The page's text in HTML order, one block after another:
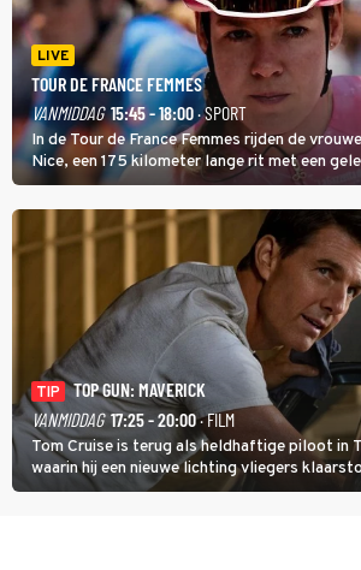
LIVE
TOUR DE FRANCE FEMMES
VANMIDDAG 15:45 - 18:00· SPORT
In de Tour de France Femmes rijden de
Nice, een 175 kilometer lange rit met een
midden. Dat is mogelijk niet de zwaarste
temperatuur. Het kan in Nice namelijk
TIP
TOP GUN: MAVERICK
VANMIDDAG 17:25 - 20:00· FILM
Tom Cruise is terug als heldhaftige piloot in
waarin hij een nieuwe lichting vliegers
werk.